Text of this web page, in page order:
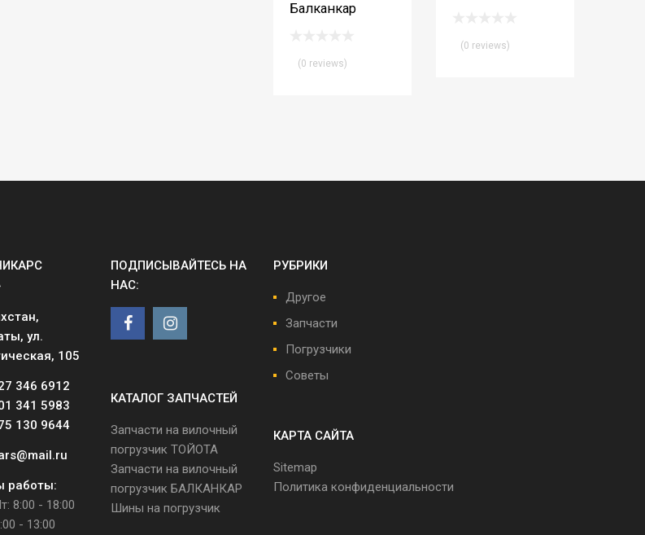
Балканкар
(0 reviews)
(0 reviews)
ул.
105
346 6912
341 5983
130 9644
работы:
8:00 - 18:00
- 13:00
ПОДПИСЫВАЙТЕСЬ НА
НАС:
КАТАЛОГ ЗАПЧАСТЕЙ
Запчасти на вилочный
погрузчик ТОЙОТА
Запчасти на вилочный
погрузчик БАЛКАНКАР
Шины на погрузчик
РУБРИКИ
Другое
Запчасти
Погрузчики
Советы
КАРТА САЙТА
Sitemap
Политика конфиденциальности